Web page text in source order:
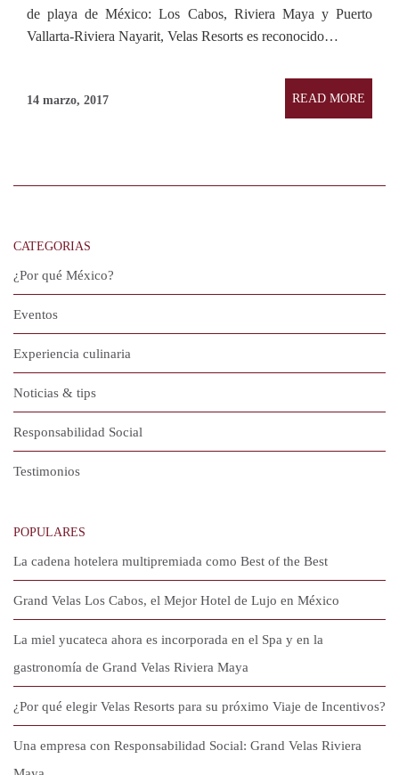
de playa de México: Los Cabos, Riviera Maya y Puerto
Vallarta-Riviera Nayarit, Velas Resorts es reconocido…
14 marzo, 2017 READ MORE
CATEGORIAS
¿Por qué México?
Eventos
Experiencia culinaria
Noticias & tips
Responsabilidad Social
Testimonios
POPULARES
La cadena hotelera multipremiada como Best of the Best
Grand Velas Los Cabos, el Mejor Hotel de Lujo en México
La miel yucateca ahora es incorporada en el Spa y en la
gastronomía de Grand Velas Riviera Maya
¿Por qué elegir Velas Resorts para su próximo Viaje de Incentivos?
Una empresa con Responsabilidad Social: Grand Velas Riviera